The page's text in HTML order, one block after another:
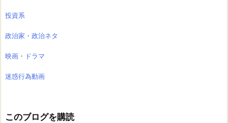
投資系
政治家・政治ネタ
映画・ドラマ
迷惑行為動画
このブログを購読